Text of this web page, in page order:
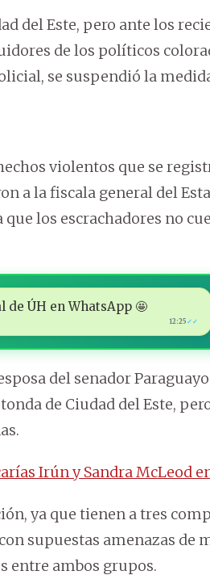
del Este, pero ante los
de los políticos
se suspendió la
violentos que se
a la fiscala general del
los escrachadores no
de ÚH en WhatsApp 🤩
12:25 ✓✓
del senador
de Ciudad del Este,
Irún y Sandra McLeod
ya que tienen a tres
supuestas amenazas de
entre ambos grupos.